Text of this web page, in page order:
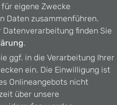
eigene Zwecke
Daten zusammenführen.
finden Sie
.
ggf. in die Verarbeitung Ihrer
ein. Die Einwilligung ist
Onlineangebots nicht
über unsere